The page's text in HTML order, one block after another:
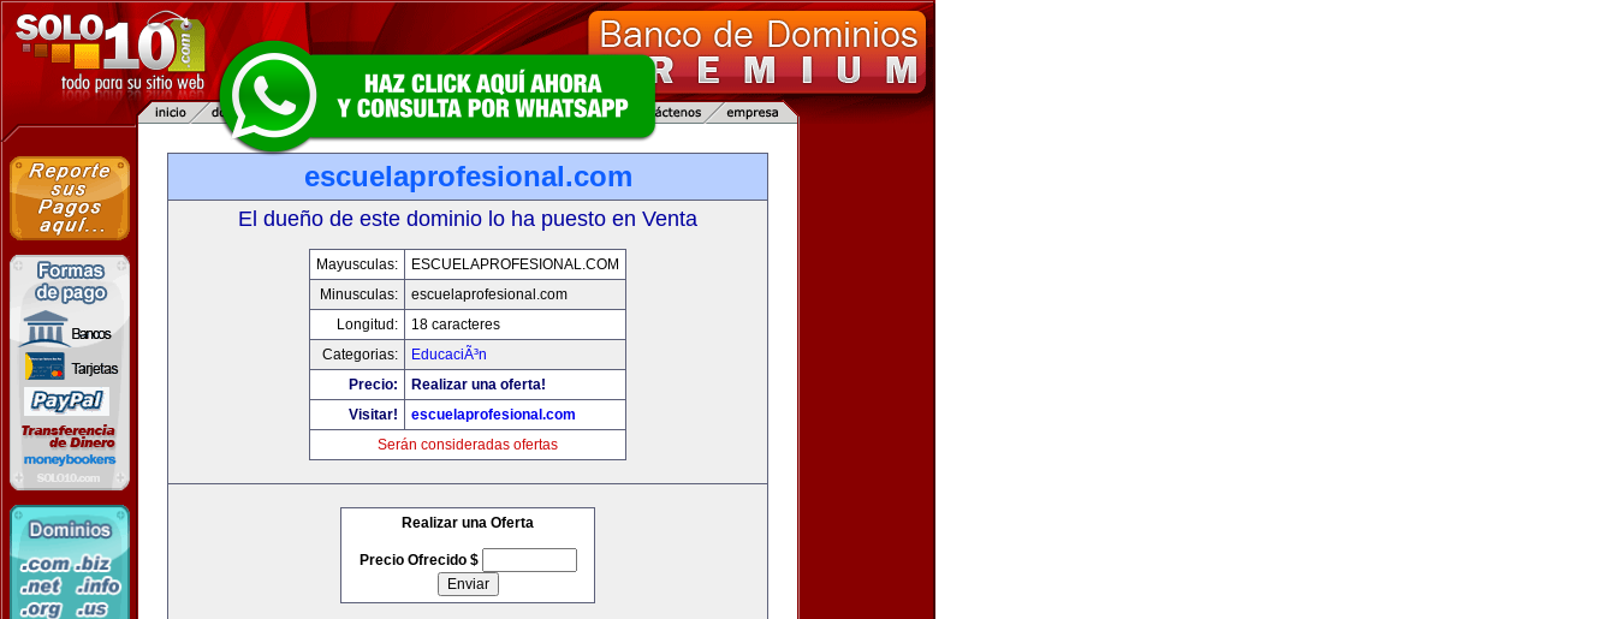
escuelaprofesional.com
El dueño de este dominio lo ha puesto en Venta
Mayusculas:
ESCUELAPROFESIONAL.COM
Minusculas:
escuelaprofesional.com
Longitud:
18 caracteres
Categorias:
EducaciÃ³n
Precio:
Realizar una oferta!
Visitar!
escuelaprofesional.com
Serán consideradas ofertas
Realizar una Oferta
Precio Ofrecido $